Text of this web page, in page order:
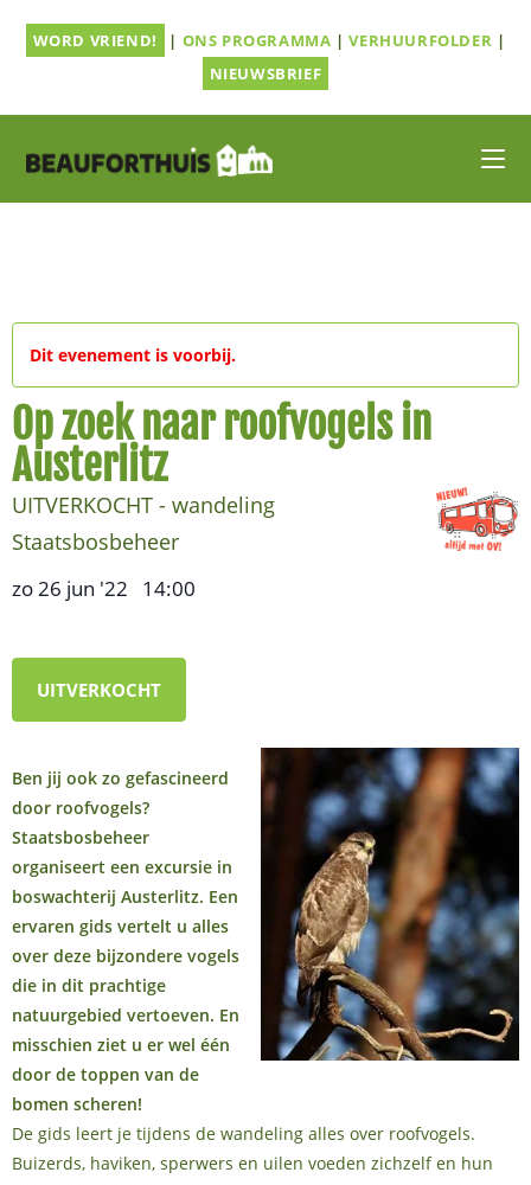
naarWORD VRIEND! | ONS PROGRAMMA |VERHUURFOLDER |
NIEUWSBRIEF
Dit evenement is voorbij.
Op zoek naar roofvogels in
Austerlitz
UITVERKOCHT - wandeling
Staatsbosbeheer
zo 26 jun '22 14:00
UITVERKOCHT
Ben jij ook zo gefascineerd
door roofvogels?
Staatsbosbeheer
organiseert een excursie in
boswachterij Austerlitz. Een
ervaren gids vertelt u alles
over deze bijzondere vogels
die in dit prachtige
natuurgebied vertoeven. En
misschien ziet u er wel één
door de toppen van de
bomen scheren!
De gids leert je tijdens de wandeling alles over roofvogels.
Buizerds, haviken, sperwers en uilen voeden zichzelf en hun